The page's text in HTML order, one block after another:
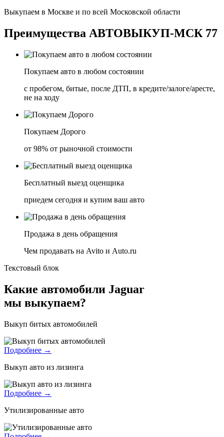
Выкупаем в Москве и по всей Московской области
Преимущества АВТОВЫКУП-МСК 77
Покупаем авто в любом состоянии
с пробегом, битые, после ДТП, в кредите/залоге/аресте,
не на ходу
Покупаем Дорого
от 98% от рыночной стоимости
Бесплатный выезд оценщика
приедем сегодня и купим ваш авто
Продажа в день обращения
Чем продавать на Avito и Auto.ru
Текстовый блок
Какие автомобили Jaguar
мы выкупаем?
Выкуп битых автомобилей
Подробнее →
Выкуп авто из лизинга
Подробнее →
Утилизированные авто